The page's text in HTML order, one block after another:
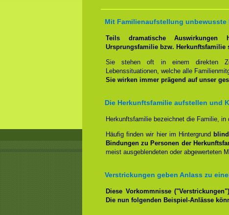
Mit Familienaufstellung unbewusste
Teils dramatische
Ursprungsfamilie bzw.
Sie stehen oft in einem direkten
Lebenssituationen, welche alle
Sie wirken immer prägend auf unser
Die Herkunftsfamilie aufstellen und
Herkunftsfamilie bezeichnet die Familie,
Häufig finden wir hier im Hintergrund
Bindungen zu Personen der
meist ausgeblendeten oder abgewerteten
Verstrickungen geben Anlass zu
Diese Vorkommnisse
Die nun folgenden Beispiel-Anlässe